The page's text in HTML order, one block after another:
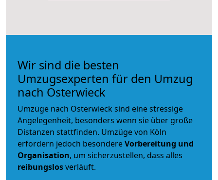
Wir sind die besten
Umzugsexperten für den Umzug
nach Osterwieck
Umzüge nach Osterwieck sind eine stressige
Angelegenheit, besonders wenn sie über große
Distanzen stattfinden. Umzüge von Köln
erfordern jedoch besondereVorbereitung und
Organisation, um sicherzustellen, dass alles
reibungslosverläuft.